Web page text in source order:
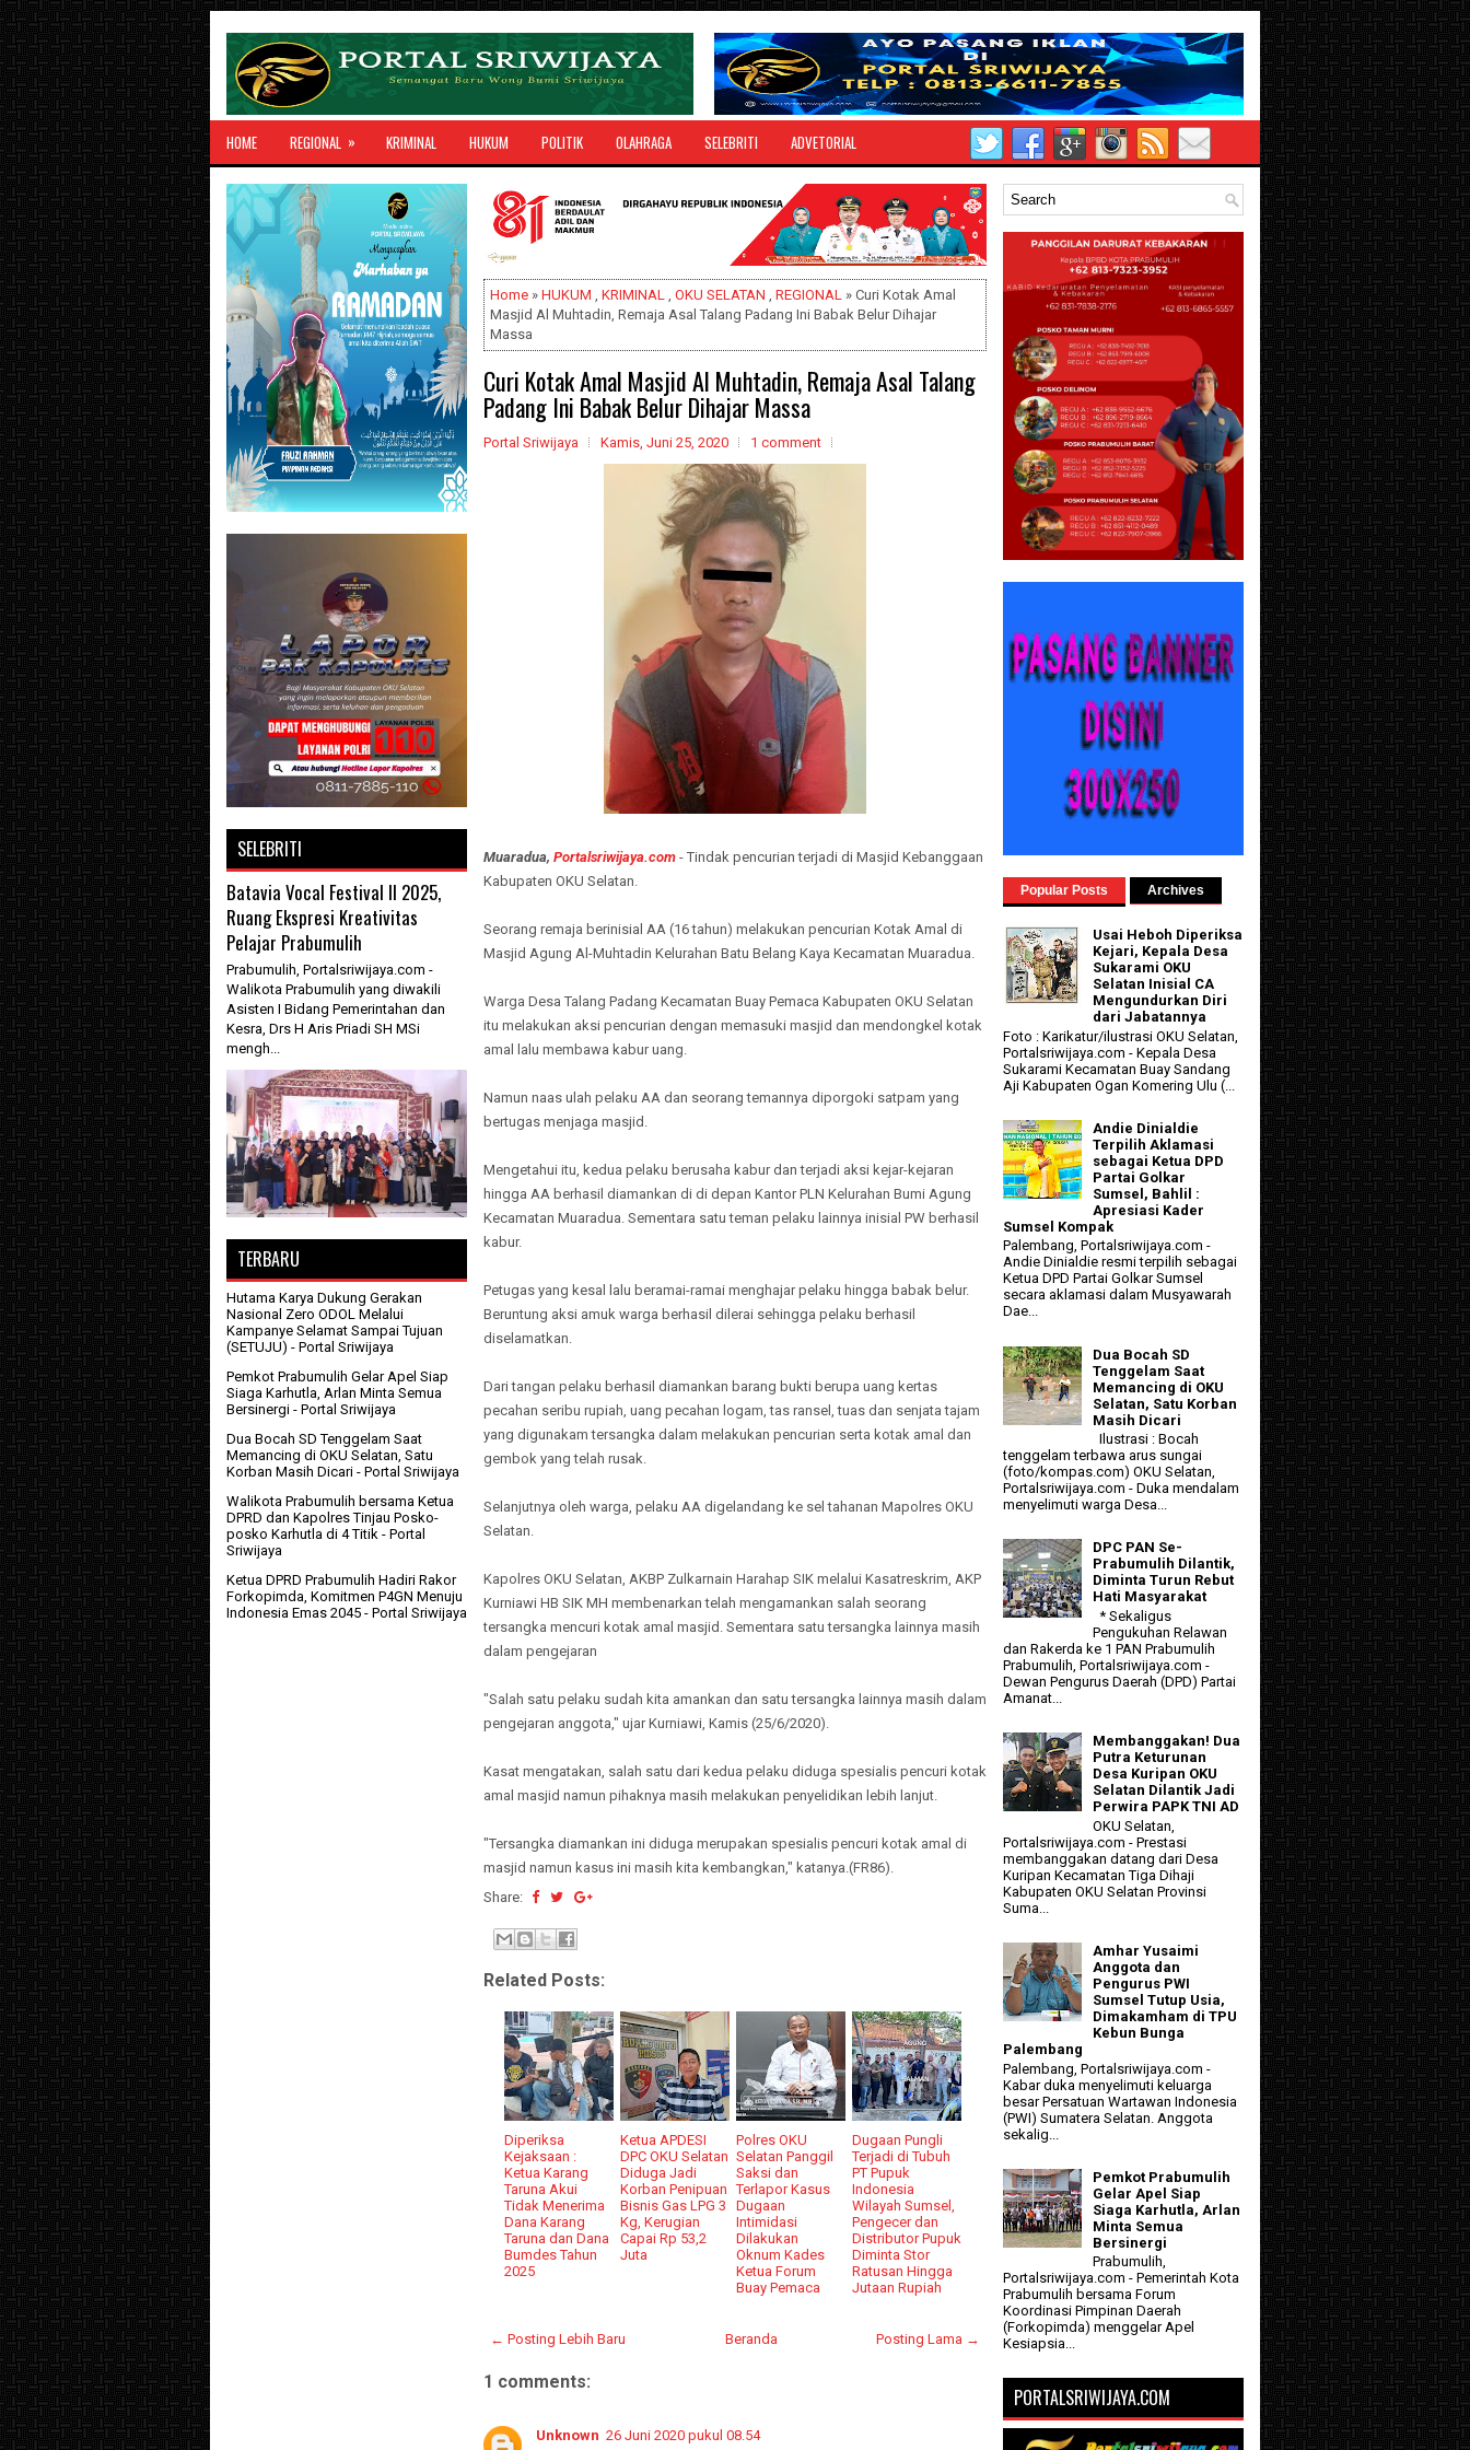
HOME REGIONAL » KRIMINAL HUKUM POLITIK OLAHRAGA SELEBRITI ADVETORIAL
Home » HUKUM , KRIMINAL , OKU SELATAN , REGIONAL » Curi Kotak Amal
Masjid Al Muhtadin, Remaja Asal Talang Padang Ini Babak Belur Dihajar
Massa
Curi Kotak Amal Masjid Al Muhtadin, Remaja Asal Talang
Padang Ini Babak Belur Dihajar Massa
Portal Sriwijaya Kamis, Juni 25, 2020 1 comment
Muaradua, Portalsriwijaya.com - Tindak pencurian terjadi di Masjid Kebanggaan
Kabupaten OKU Selatan.
Seorang remaja berinisial AA (16 tahun) melakukan pencurian Kotak Amal di
Masjid Agung Al-Muhtadin Kelurahan Batu Belang Kaya Kecamatan Muaradua.
Warga Desa Talang Padang Kecamatan Buay Pemaca Kabupaten OKU Selatan
itu melakukan aksi pencurian dengan memasuki masjid dan mendongkel kotak
amal lalu membawa kabur uang.
Namun naas ulah pelaku AA dan seorang temannya diporgoki satpam yang
bertugas menjaga masjid.
Mengetahui itu, kedua pelaku berusaha kabur dan terjadi aksi kejar-kejaran
hingga AA berhasil diamankan di di depan Kantor PLN Kelurahan Bumi Agung
Kecamatan Muaradua. Sementara satu teman pelaku lainnya inisial PW berhasil
kabur.
Petugas yang kesal lalu beramai-ramai menghajar pelaku hingga babak belur.
Beruntung aksi amuk warga berhasil dilerai sehingga pelaku berhasil
diselamatkan.
Dari tangan pelaku berhasil diamankan barang bukti berupa uang kertas
pecahan seribu rupiah, uang pecahan logam, tas ransel, tuas dan senjata tajam
yang digunakam tersangka dalam melakukan pencurian serta kotak amal dan
gembok yang telah rusak.
Selanjutnya oleh warga, pelaku AA digelandang ke sel tahanan Mapolres OKU
Selatan.
Kapolres OKU Selatan, AKBP Zulkarnain Harahap SIK melalui Kasatreskrim, AKP
Kurniawi HB SIK MH membenarkan telah mengamankan salah seorang
tersangka mencuri kotak amal masjid. Sementara satu tersangka lainnya masih
dalam pengejaran
"Salah satu pelaku sudah kita amankan dan satu tersangka lainnya masih dalam
pengejaran anggota," ujar Kurniawi, Kamis (25/6/2020).
Kasat mengatakan, salah satu dari kedua pelaku diduga spesialis pencuri kotak
amal masjid namun pihaknya masih melakukan penyelidikan lebih lanjut.
"Tersangka diamankan ini diduga merupakan spesialis pencuri kotak amal di
masjid namun kasus ini masih kita kembangkan," katanya.(FR86).
Share:
Related Posts:
Diperiksa
Kejaksaan :
Ketua Karang
Taruna Akui
Tidak Menerima
Dana Karang
Taruna dan Dana
Bumdes Tahun
2025
Ketua APDESI
DPC OKU Selatan
Diduga Jadi
Korban Penipuan
Bisnis Gas LPG 3
Kg, Kerugian
Capai Rp 53,2
Juta
Polres OKU
Selatan Panggil
Saksi dan
Terlapor Kasus
Dugaan
Intimidasi
Dilakukan
Oknum Kades
Ketua Forum
Buay Pemaca
Dugaan Pungli
Terjadi di Tubuh
PT Pupuk
Indonesia
Wilayah Sumsel,
Pengecer dan
Distributor Pupuk
Diminta Stor
Ratusan Hingga
Jutaan Rupiah
← Posting Lebih Baru Posting Lama →
Beranda
1 comments:
Unknown 26 Juni 2020 pukul 08.54
SELEBRITI
Batavia Vocal Festival II 2025,
Ruang Ekspresi Kreativitas
Pelajar Prabumulih
Prabumulih, Portalsriwijaya.com -
Walikota Prabumulih yang diwakili
Asisten I Bidang Pemerintahan dan
Kesra, Drs H Aris Priadi SH MSi
mengh...
TERBARU
Hutama Karya Dukung Gerakan
Nasional Zero ODOL Melalui
Kampanye Selamat Sampai Tujuan
(SETUJU) - Portal Sriwijaya
Pemkot Prabumulih Gelar Apel Siap
Siaga Karhutla, Arlan Minta Semua
Bersinergi - Portal Sriwijaya
Dua Bocah SD Tenggelam Saat
Memancing di OKU Selatan, Satu
Korban Masih Dicari - Portal Sriwijaya
Walikota Prabumulih bersama Ketua
DPRD dan Kapolres Tinjau Posko-
posko Karhutla di 4 Titik - Portal
Sriwijaya
Ketua DPRD Prabumulih Hadiri Rakor
Forkopimda, Komitmen P4GN Menuju
Indonesia Emas 2045 - Portal Sriwijaya
Popular Posts Archives
Usai Heboh Diperiksa
Kejari, Kepala Desa
Sukarami OKU
Selatan Inisial CA
Mengundurkan Diri
dari Jabatannya
Foto : Karikatur/ilustrasi OKU Selatan,
Portalsriwijaya.com - Kepala Desa
Sukarami Kecamatan Buay Sandang
Aji Kabupaten Ogan Komering Ulu (...
Andie Dinialdie
Terpilih Aklamasi
sebagai Ketua DPD
Partai Golkar
Sumsel, Bahlil :
Apresiasi Kader
Sumsel Kompak
Palembang, Portalsriwijaya.com -
Andie Dinialdie resmi terpilih sebagai
Ketua DPD Partai Golkar Sumsel
secara aklamasi dalam Musyawarah
Dae...
Dua Bocah SD
Tenggelam Saat
Memancing di OKU
Selatan, Satu Korban
Masih Dicari
Ilustrasi : Bocah
tenggelam terbawa arus sungai
(foto/kompas.com) OKU Selatan,
Portalsriwijaya.com - Duka mendalam
menyelimuti warga Desa...
DPC PAN Se-
Prabumulih Dilantik,
Diminta Turun Rebut
Hati Masyarakat
* Sekaligus
Pengukuhan Relawan
dan Rakerda ke 1 PAN Prabumulih
Prabumulih, Portalsriwijaya.com -
Dewan Pengurus Daerah (DPD) Partai
Amanat...
Membanggakan! Dua
Putra Keturunan
Desa Kuripan OKU
Selatan Dilantik Jadi
Perwira PAPK TNI AD
OKU Selatan,
Portalsriwijaya.com - Prestasi
membanggakan datang dari Desa
Kuripan Kecamatan Tiga Dihaji
Kabupaten OKU Selatan Provinsi
Suma...
Amhar Yusaimi
Anggota dan
Pengurus PWI
Sumsel Tutup Usia,
Dimakamham di TPU
Kebun Bunga
Palembang
Palembang, Portalsriwijaya.com -
Kabar duka menyelimuti keluarga
besar Persatuan Wartawan Indonesia
(PWI) Sumatera Selatan. Anggota
sekalig...
Pemkot Prabumulih
Gelar Apel Siap
Siaga Karhutla, Arlan
Minta Semua
Bersinergi
Prabumulih,
Portalsriwijaya.com - Pemerintah Kota
Prabumulih bersama Forum
Koordinasi Pimpinan Daerah
(Forkopimda) menggelar Apel
Kesiapsia...
PORTALSRIWIJAYA.COM